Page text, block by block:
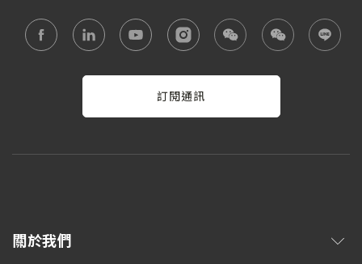
訂閱通訊
關於我們